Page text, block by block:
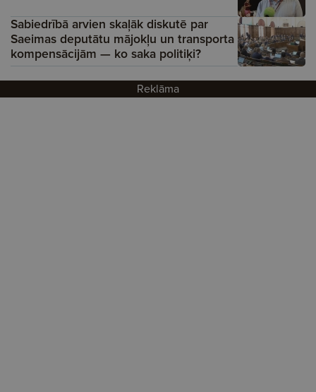
Sabiedrībā arvien skaļāk diskutē par
Saeimas deputātu mājokļu un transporta
kompensācijām — ko saka politiķi?
Reklāma